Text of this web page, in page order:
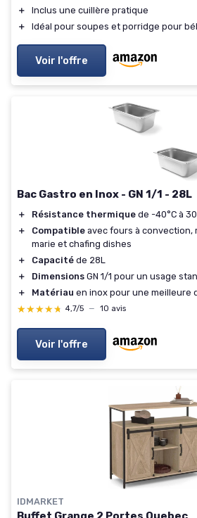
＋
Inclus une cuillère pratique
＋
Idéal pour soupes et porridge pour
Voir l'offre
Bac Gastro en Inox - GN 1/1 - 28L
＋ Résistance thermique de -40°C à
＋
Compatible avec fours à
marie et chafing dishes
＋
Capacité de 28L
＋
Dimensions GN 1/1 pour un usage
＋
Matériau en inox pour une meilleure
★★★★★
★★★★★ 4,7/5 — 10 avis
Voir l'offre
IDMARKET